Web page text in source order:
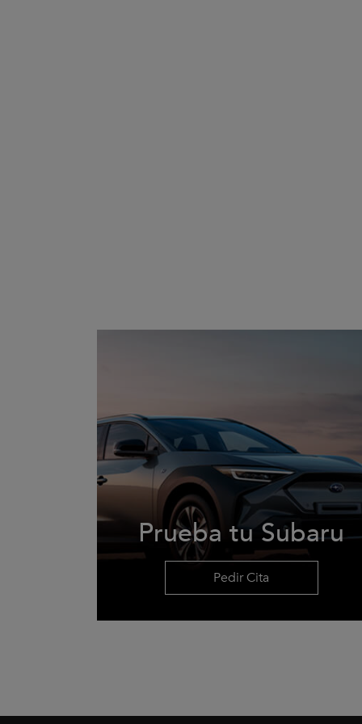
Prueba tu Subaru
Pedir Cita